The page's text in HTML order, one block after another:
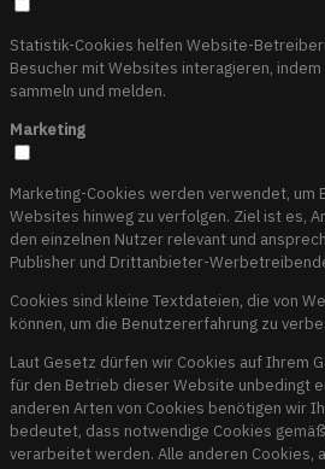
Statistik-Cookies helfen Website-
Besucher mit Websites interagieren,
sammeln und melden.
Marketing
Marketing-Cookies werden verwendet, um
Websites hinweg zu verfolgen. Ziel ist es,
den einzelnen Nutzer relevant und
Publisher und Drittanbieter-
Cookies sind kleine Textdateien, die von
können, um die Benutzererfahrung zu
Laut Gesetz dürfen wir Cookies auf Ihrem
für den Betrieb dieser Website unbedingt
anderen Arten von Cookies benötigen wir
bedeutet, dass notwendige Cookies gemäß
verarbeitet werden. Alle anderen Cookies,